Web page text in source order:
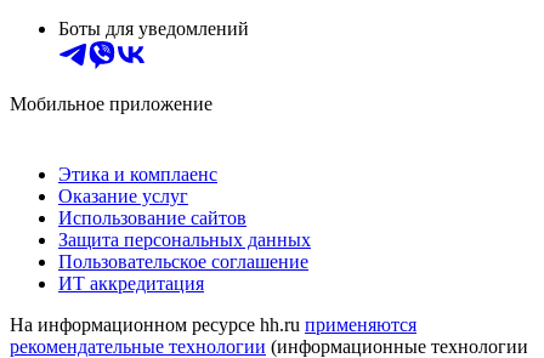
Боты для уведомлений
Мобильное приложение
Этика и комплаенс
Оказание услуг
Использование сайтов
Защита персональных данных
Пользовательское соглашение
ИТ аккредитация
На информационном ресурсе hh.ru применяются
рекомендательные технологии (информационные технологии